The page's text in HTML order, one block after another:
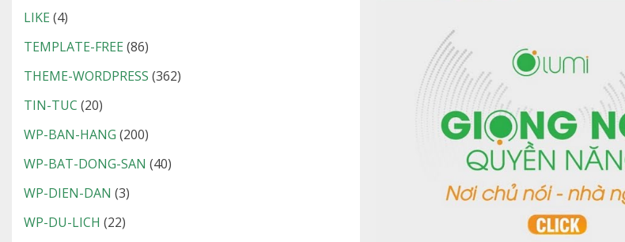
LIKE (4)
TEMPLATE-FREE (86)
THEME-WORDPRESS (362)
TIN-TUC (20)
WP-BAN-HANG (200)
WP-BAT-DONG-SAN (40)
WP-DIEN-DAN (3)
WP-DU-LICH (22)